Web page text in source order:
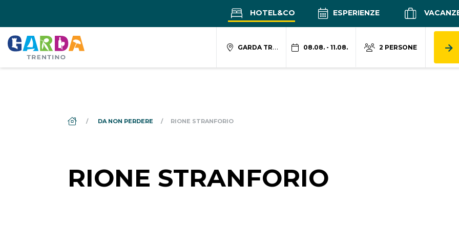
HOTEL&CO ESPERIENZE
GARDA TRENTINO 08.08. - 11.08. 2 PERSONE
DS_BREADCRUMB.HOME
DA NON PERDERE RIONE STRANFORIO
RIONE STRANFORIO